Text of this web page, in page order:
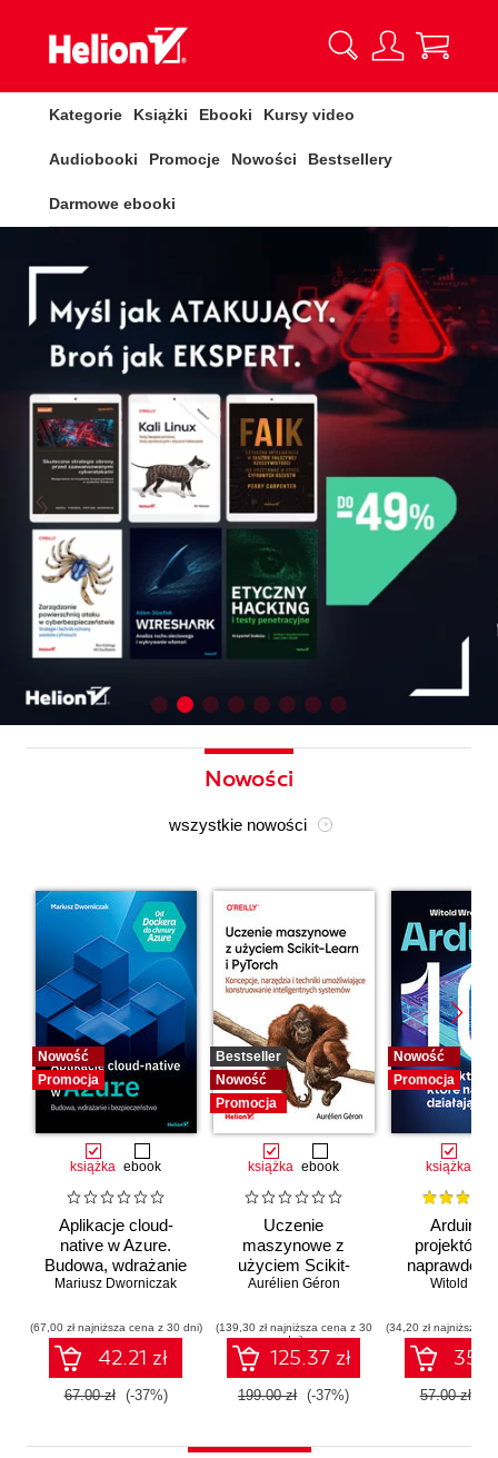
Kategorie Książki Ebooki Kursy video
Audiobooki Promocje Nowości Bestsellery
Darmowe ebooki
Nowości
wszystkie nowości
Nowość
Promocja
książka ebook
Aplikacje cloud-
native w Azure.
Budowa, wdrażanie
i bezpieczeństwo
Mariusz Dworniczak
(67,00 zł najniższa cena z 30 dni)
42.21 zł
67.00 zł (-37%)
Bestseller
Nowość
Promocja
książka ebook
Uczenie
maszynowe z
użyciem Scikit-
Learn i PyTorch.
narzędzia i techniki
umożliwiające
konstruowanie
inteligentnych
systemów
Aurélien Géron
(139,30 zł najniższa cena z 30
dni)
125.37 zł
199.00 zł (-37%)
Nowość
Promocja
książka
Arduino.
projektów,
naprawdę
Witold
(34,20 zł najniższa
57.00 zł